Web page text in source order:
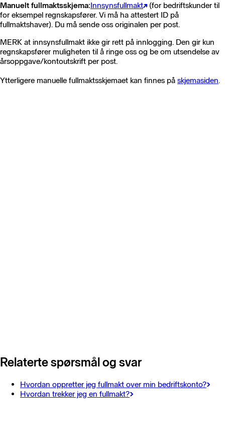
Manuelt fullmaktsskjema:Innsynsfullmakt
(for bedriftskunder til
for eksempel regnskapsfører. Vi må ha attestert ID på
fullmaktshaver). Du må sende oss originalen per post.
MERK at innsynsfullmakt ikke gir rett på innlogging. Den gir kun
regnskapsfører muligheten til å ringe oss og be om utsendelse av
årsoppgave/kontoutskrift per post.
Ytterligere manuelle fullmaktsskjemaet kan finnes på skjemasiden.
Relaterte spørsmål og svar
Hvordan oppretter jeg fullmakt over min bedriftskonto?
Hvordan trekker jeg en fullmakt?